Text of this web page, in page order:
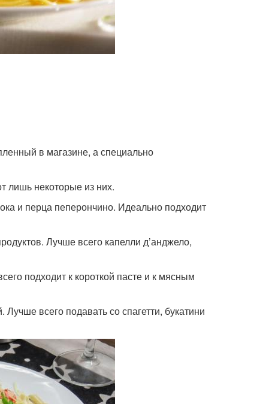
в магазине, а специально
лишь некоторые из них.
и перца пеперончино. Идеально подходит
Лучше всего капелли д’анджело,
подходит к короткой пасте и к мясным
всего подавать со спагетти, букатини